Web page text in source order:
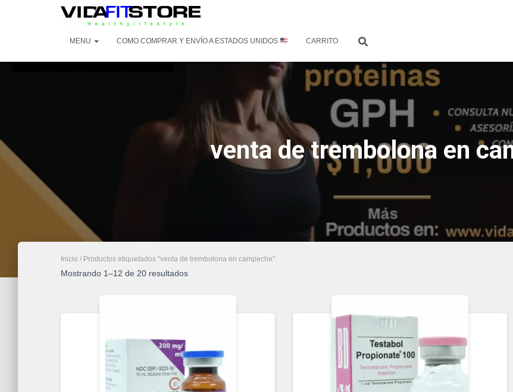
MENU COMO COMPRAR Y ENVÍO A ESTADOS UNIDOS CARRITO
venta de trembolona en
Inicio / Productos etiquetados “venta de trembolona en campeche”
Mostrando 1–12 de 20 resultados